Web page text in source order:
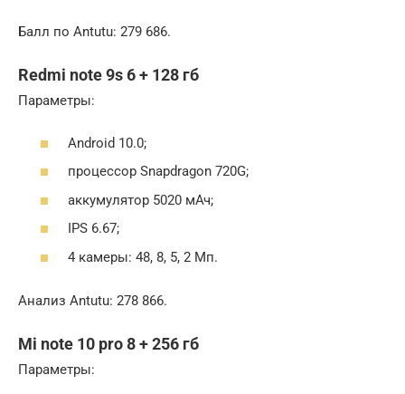
Балл по Antutu: 279 686.
Redmi note 9s 6 + 128 гб
Параметры:
Android 10.0;
процессор Snapdragon 720G;
аккумулятор 5020 мАч;
IPS 6.67;
4 камеры: 48, 8, 5, 2 Мп.
Анализ Antutu: 278 866.
Mi note 10 pro 8 + 256 гб
Параметры: